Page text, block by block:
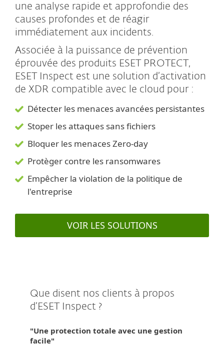
une analyse rapide et approfondie des
causes profondes et de réagir
immédiatement aux incidents.
Associée à la puissance de prévention
éprouvée des produits ESET PROTECT,
ESET Inspect est une solution d’activation
de XDR compatible avec le cloud pour :
Détecter les menaces avancées persistantes
Stoper les attaques sans fichiers
Bloquer les menaces Zero-day
Protèger contre les ransomwares
Empêcher la violation de la politique de
l'entreprise
VOIR LES SOLUTIONS
Que disent nos clients à propos
d’ESET Inspect ?
"Une protection totale avec une gestion
facile"